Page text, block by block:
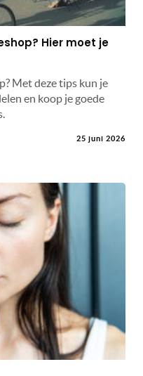
Hier moet je
Met deze tips kun je
en koop je goede
25 juni 2026